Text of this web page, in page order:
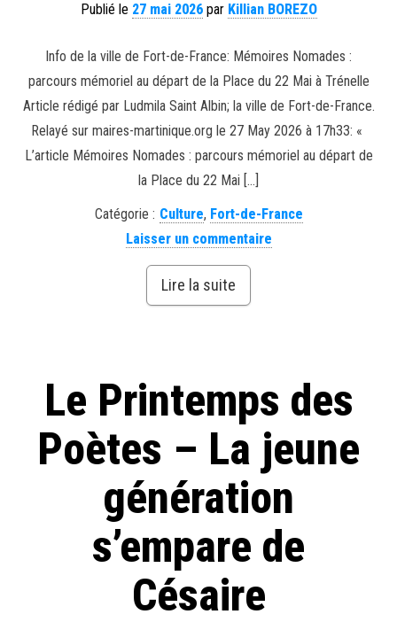
Publié le 27 mai 2026par Killian BOREZO
Info de la ville de Fort-de-France: Mémoires Nomades :
parcours mémoriel au départ de la Place du 22 Mai à Trénelle
Article rédigé par Ludmila Saint Albin; la ville de Fort-de-France.
Relayé sur maires-martinique.org le 27 May 2026 à 17h33: «
L’article Mémoires Nomades : parcours mémoriel au départ de
la Place du 22 Mai […]
Catégorie : Culture, Fort-de-France
Laisser un commentaire
Lire la suite
Le Printemps des
Poètes – La jeune
génération
s’empare de
Césaire